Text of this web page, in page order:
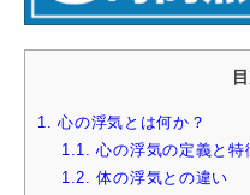
1. 心の浮気とは何か？
1.1. 心の浮気の定義と特
1.2. 体の浮気との違い